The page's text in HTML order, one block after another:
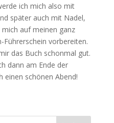
ich mich also mit
später auch mit Nadel,
auf meinen ganz
vorbereiten.
das Buch schonmal gut.
dann am Ende der
einen schönen Abend!